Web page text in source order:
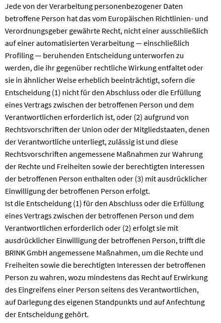
Jede von der Verarbeitung personenbezogener Daten
betroffene Person hat das vom Europäischen Richtlinien- und
Verordnungsgeber gewährte Recht, nicht einer ausschließlich
auf einer automatisierten Verarbeitung — einschließlich
Profiling — beruhenden Entscheidung unterworfen zu
werden, die ihr gegenüber rechtliche Wirkung entfaltet oder
sie in ähnlicher Weise erheblich beeinträchtigt, sofern die
Entscheidung (1) nicht für den Abschluss oder die Erfüllung
eines Vertrags zwischen der betroffenen Person und dem
Verantwortlichen erforderlich ist, oder (2) aufgrund von
Rechtsvorschriften der Union oder der Mitgliedstaaten, denen
der Verantwortliche unterliegt, zulässig ist und diese
Rechtsvorschriften angemessene Maßnahmen zur Wahrung
der Rechte und Freiheiten sowie der berechtigten Interessen
der betroffenen Person enthalten oder (3) mit ausdrücklicher
Einwilligung der betroffenen Person erfolgt.
Ist die Entscheidung (1) für den Abschluss oder die Erfüllung
eines Vertrags zwischen der betroffenen Person und dem
Verantwortlichen erforderlich oder (2) erfolgt sie mit
ausdrücklicher Einwilligung der betroffenen Person, trifft die
BRINK GmbH angemessene Maßnahmen, um die Rechte und
Freiheiten sowie die berechtigten Interessen der betroffenen
Person zu wahren, wozu mindestens das Recht auf Erwirkung
des Eingreifens einer Person seitens des Verantwortlichen,
auf Darlegung des eigenen Standpunkts und auf Anfechtung
der Entscheidung gehört.